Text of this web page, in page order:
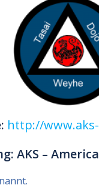
http://
AKS –